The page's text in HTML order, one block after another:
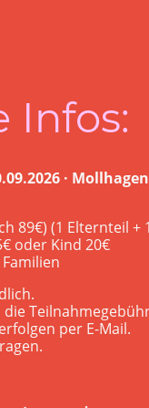
Infos:
· Mollhagen
89€) (1 Elternteil +
oder Kind 20€
per E-Mail.